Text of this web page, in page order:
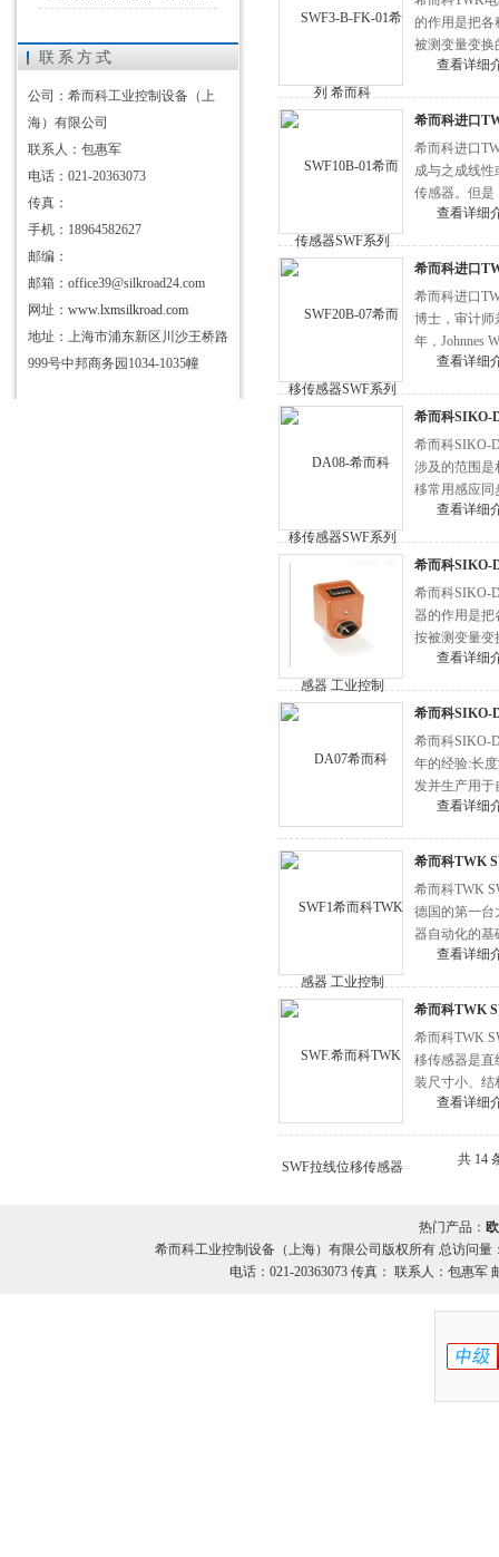
联系方式
公司：希而科工业控制设备（上
海）有限公司
联系人：包惠军
电话：021-20363073
传真：
手机：18964582627
邮编：
邮箱：office39@silkroad24.com
网址： www.lxmsilkroad.com
地址：上海市浦东新区川沙王桥路
999号中邦商务园1034-1035幢
的作用是把各
被测变量变换
查看详细
希而科进口
希而科进口
成与之成线
传感器。但是
查看详细
希而科进口
希而科进口
博士，审计师
年，Johnnes
巴赫博士于
查看详细
希而科SIKO-
希而科SIKO-
涉及的范围是
移常用感应同
查看详细
希而科SIKO-
希而科SIKO-
器的作用是把
按被测变量变
用位移传感
查看详细
希而科SIKO-
希而科SIKO-
年的经验:长
发并生产用于
服务的质量。
查看详细
希而科TWK
希而科TWK
德国的第一台
器自动化的基
查看详细
希而科TWK
希而科TWK
移传感器是直
装尺寸小、结
查看详细
共 14
热门产品：
希而科工业控制设备（上海）有限公司版权所有 总访问量
电话：021-20363073 传真： 联系人：包惠军